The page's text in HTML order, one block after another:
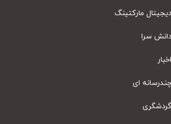
مارکتینگ
سرا
ای